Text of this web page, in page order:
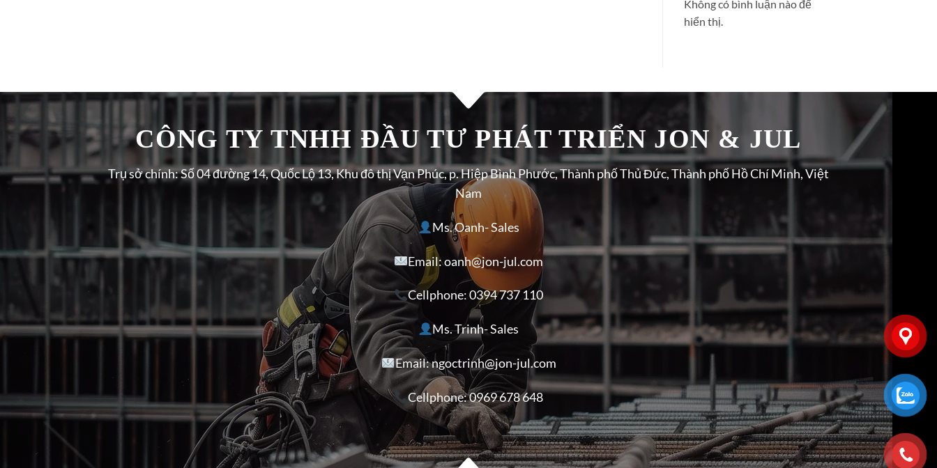
Không có bình luận nào để
hiển thị.
CÔNG TY TNHH ĐẦU TƯ PHÁT TRIỂN JON & JUL
Trụ sở chính: Số 04 đường 14, Quốc Lộ 13, Khu đô thị Vạn Phúc, p. Hiệp Bình Phước, Thành phố Thủ Đức, Thành phố Hồ Chí Minh, Việt
Nam
Ms. Oanh- Sales
Email: oanh@jon-jul.com
Cellphone:0394 737 110
Ms. Trinh- Sales
Email: ngoctrinh@jon-jul.com
Cellphone:0969 678 648